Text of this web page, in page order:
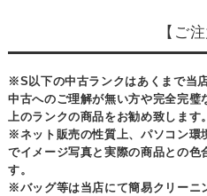
【ご
※S以下の中古ランクはあくまで当
中古へのご理解が無い方や完全完
上のランクの商品をお勧め致します。
※ネット販売の性質上、パソコン環
でイメージ写真と実際の商品との色
す。
※バッグ等は当店にて簡易クリーニ